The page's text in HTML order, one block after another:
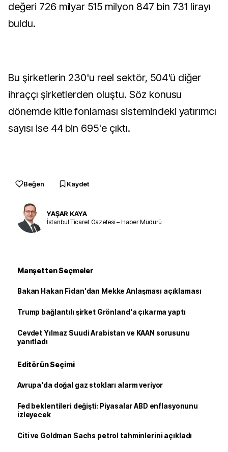
değeri 726 milyar 515 milyon 847 bin 731 lirayı
buldu.
Bu şirketlerin 230'u reel sektör, 504'ü diğer
ihraççı şirketlerden oluştu. Söz konusu
dönemde kitle fonlaması sistemindeki yatırımcı
sayısı ise 44 bin 695'e çıktı.
Beğen Kaydet
YAŞAR KAYA
İstanbul Ticaret Gazetesi – Haber Müdürü
Manşetten Seçmeler
Bakan Hakan Fidan'dan Mekke Anlaşması açıklaması
Trump bağlantılı şirket Grönland'a çıkarma yaptı
Cevdet Yılmaz Suudi Arabistan ve KAAN sorusunu
yanıtladı
Editörün Seçimi
Avrupa'da doğal gaz stokları alarm veriyor
Fed beklentileri değişti: Piyasalar ABD enflasyonunu
izleyecek
Citi ve Goldman Sachs petrol tahminlerini açıkladı